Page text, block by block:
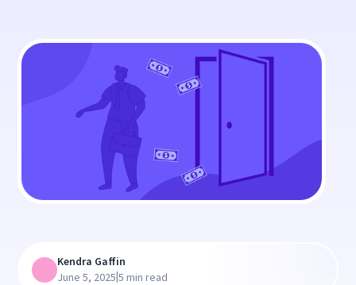
Kendra Gaffin
June 5, 2025|5 min read